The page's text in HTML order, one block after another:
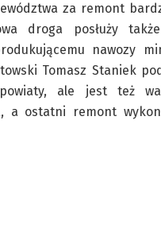
za remont
droga posłuży
nawozy
Tomasz Staniek
ale jest też
a ostatni remont